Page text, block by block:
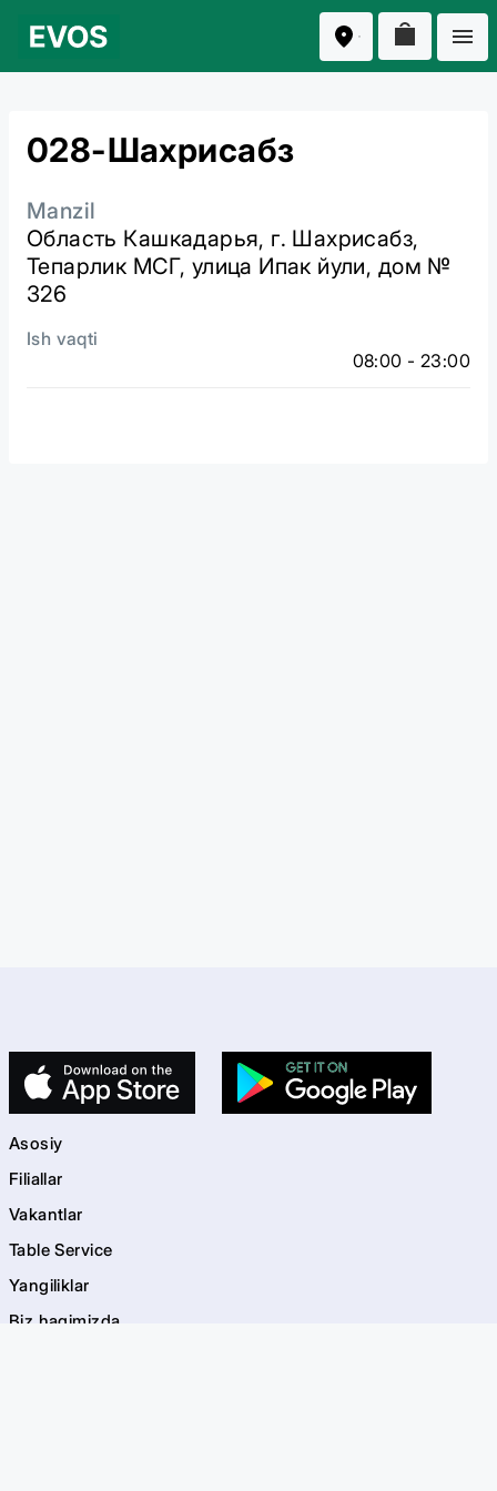
028-Шахрисабз
Manzil
Область Кашкадарья, г. Шахрисабз,
Тепарлик МСГ, улица Ипак йули, дом №
326
Ish vaqti
08:00 - 23:00
Asosiy
Filiallar
Vakantlar
Table Service
Yangiliklar
Biz haqimizda